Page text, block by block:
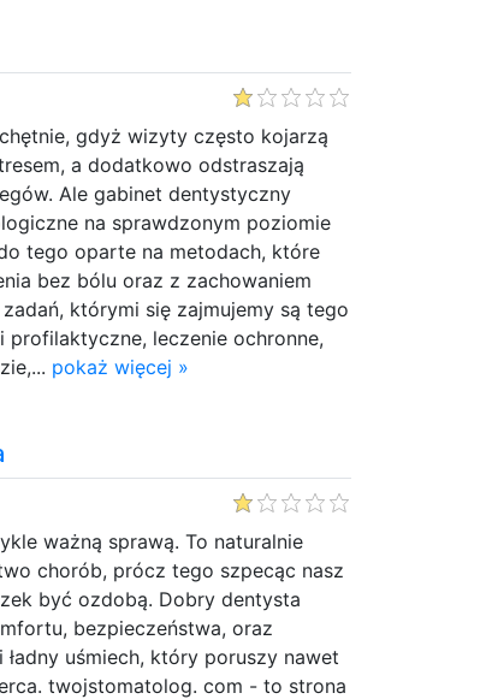
gdyż wizyty często kojarzą
a dodatkowo odstraszają
Ale gabinet dentystyczny
na sprawdzonym poziomie
tego oparte na metodach, które
bez bólu oraz z zachowaniem
którymi się zajmujemy są tego
leczenie ochronne,
pokaż więcej »
ważną sprawą. To naturalnie
chorób, prócz tego szpecąc nasz
być ozdobą. Dobry dentysta
bezpieczeństwa, oraz
uśmiech, który poruszy nawet
twojstomatolog. com - to strona